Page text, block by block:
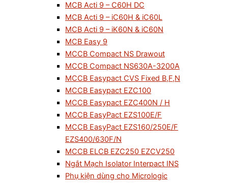
MCB Acti 9 – C60H DC
MCB Acti 9 – iC60H & iC60L
MCB Acti 9 – iK60N & iC60N
MCB Easy 9
MCCB Compact NS Drawout
MCCB Compact NS630A-3200A
MCCB Easypact CVS Fixed B,F,N
MCCB Easypact EZC100
MCCB Easypact EZC400N / H
MCCB EasyPact EZS100E/F
MCCB EasyPact EZS160/250E/F
EZS400/630F/N
MCCB ELCB EZC250 EZCV250
Ngắt Mạch Isolator Interpact INS
Phụ kiện dùng cho Micrologic